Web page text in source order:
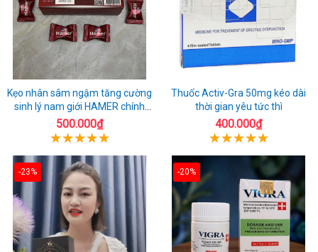
Kẹo nhân sâm ngậm tăng cường
sinh lý nam giới HAMER chính
hãng
500.000₫
Thuốc Activ-Gra 50mg kéo dài
thời gian yêu tức thì
400.000₫
-23% -20%